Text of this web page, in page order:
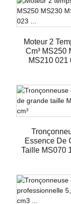
Moteur 2
Cm³ MS250
MS210 021
Essence De
Taille MS070